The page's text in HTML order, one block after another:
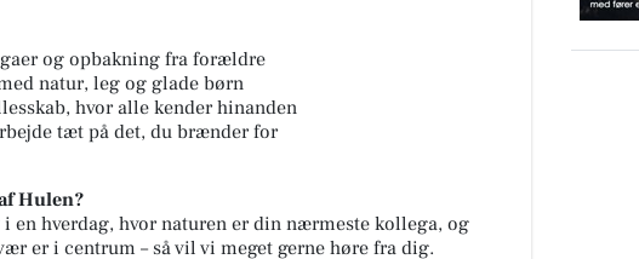
og opbakning fra forældre
natur, leg og glade børn
hvor alle kender hinanden
tæt på det, du brænder for
Hulen?
en hverdag, hvor naturen er din nærmeste kollega, og
er i centrum – så vil vi meget gerne høre fra dig.